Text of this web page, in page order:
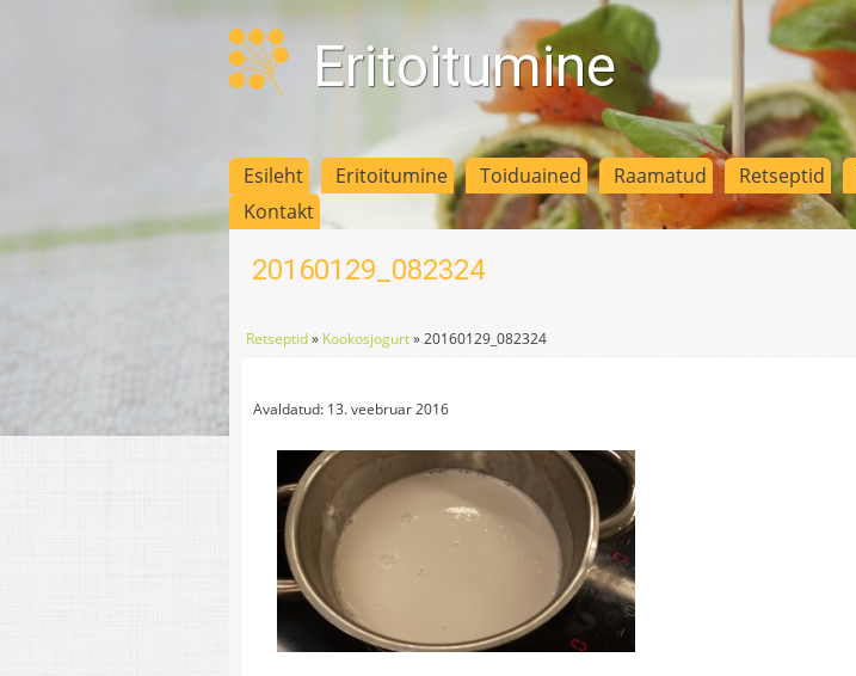
Eritoitumine
Esileht Eritoitumine Toiduained Raamatud Retseptid
Kontakt
20160129_082324
Retseptid» Kookosjogurt»20160129_082324
Avaldatud: 13. veebruar 2016